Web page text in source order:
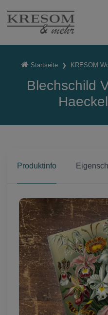
Startseite KRESOM
Blechschild
Produktinfo